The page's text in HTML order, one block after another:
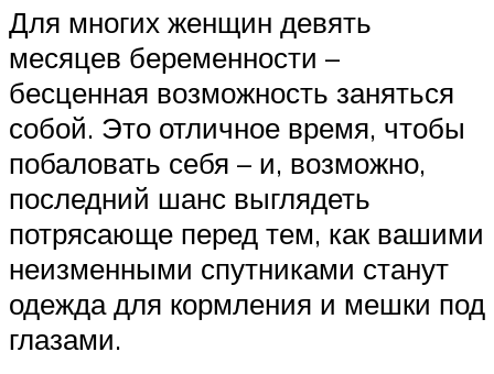
Для многих женщин девять
месяцев беременности –
бесценная возможность заняться
собой. Это отличное время, чтобы
побаловать себя – и, возможно,
последний шанс выглядеть
потрясающе перед тем, как вашими
неизменными спутниками станут
одежда для кормления и мешки под
глазами.